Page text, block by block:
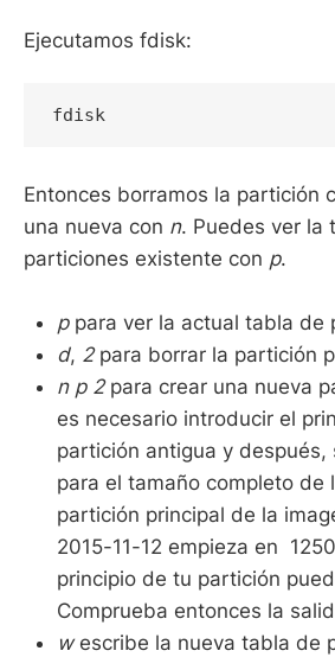
Ejecutamos fdisk:
fdisk
Entonces borramos la partición
una nueva con n. Puedes ver la
particiones existente con p.
ppara ver la actual tabla de
d, 2para borrar la partición
n p 2para crear una nueva
es necesario introducir el
partición antigua y después,
para el tamaño completo de
partición principal de la
2015-11-12 empieza en
principio de tu partición
Comprueba entonces la
wescribe la nueva tabla de